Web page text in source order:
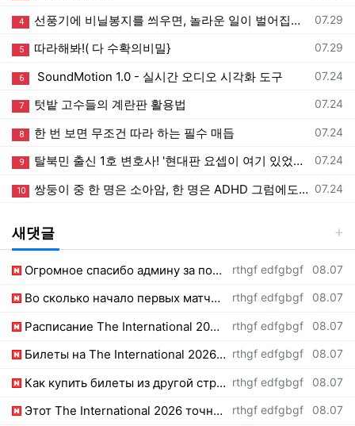
등록일
07.29
4 선풍기에 비닐봉지를 씌우면, 놀라운 일이 벌어집니다!
등록일
07.29
5 따라해봐!( 다 수확의비밀}
등록일
07.24
6 SoundMotion 1.0 - 실시간 오디오 시각화 도구
등록일
07.24
7 텃밭 고수들의 계란판 활용법
등록일
07.24
8 한 번 보면 무조건 따라 하는 필수 매듭
등록일
07.24
9 탈북민 출신 1호 변호사! '현대판 요셉이 여기 있었네’ 하나님 일하심이 놀랍다ㅣ이영현 변호사ㅣ새롭게하소서
등록일
07.24
10 쌍둥이 중 한 명은 소아암, 한 명은 ADHD 그럼에도 내가 감사할 수 있는 이유는 ㅣ유수빈 집사ㅣ새롭게하소서
새댓글
등록자
rthgf edfgbgf 등록일
08.07
Огромное спасибо админу за подробный гайд по билетам. https://homeview.emmcoc.co…
등록자
rthgf edfgbgf 등록일
08.07
Во сколько начало первых матчей по актуальному расписанию? https://www.nemusic.r…
등록자
rthgf edfgbgf 등록일
08.07
Расписание The International 2026 просто топ, жду финал! https://wakarz.com/auth…
등록자
rthgf edfgbgf 등록일
08.07
Билеты на The International 2026 перекупы опять сметут за секунду. https://exir.…
등록자
rthgf edfgbgf 등록일
08.07
Как купить билеты из другой страны, какие карты сейчас принимают? https://haultu…
등록자
rthgf edfgbgf 등록일
08.07
Этот The International 2026 точно войдет в историю киберспорта. https://www.cdat…